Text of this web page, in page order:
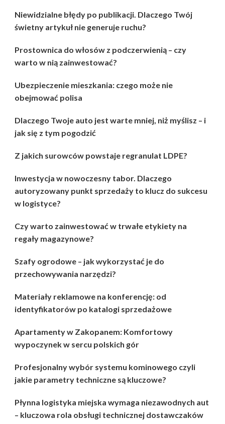
Niewidzialne błędy po publikacji. Dlaczego Twój
świetny artykuł nie generuje ruchu?
Prostownica do włosów z podczerwienią – czy
warto w nią zainwestować?
Ubezpieczenie mieszkania: czego może nie
obejmować polisa
Dlaczego Twoje auto jest warte mniej, niż myślisz – i
jak się z tym pogodzić
Z jakich surowców powstaje regranulat LDPE?
Inwestycja w nowoczesny tabor. Dlaczego
autoryzowany punkt sprzedaży to klucz do sukcesu
w logistyce?
Czy warto zainwestować w trwałe etykiety na
regały magazynowe?
Szafy ogrodowe – jak wykorzystać je do
przechowywania narzędzi?
Materiały reklamowe na konferencję: od
identyfikatorów po katalogi sprzedażowe
Apartamenty w Zakopanem: Komfortowy
wypoczynek w sercu polskich gór
Profesjonalny wybór systemu kominowego czyli
jakie parametry techniczne są kluczowe?
Płynna logistyka miejska wymaga niezawodnych aut
– kluczowa rola obsługi technicznej dostawczaków